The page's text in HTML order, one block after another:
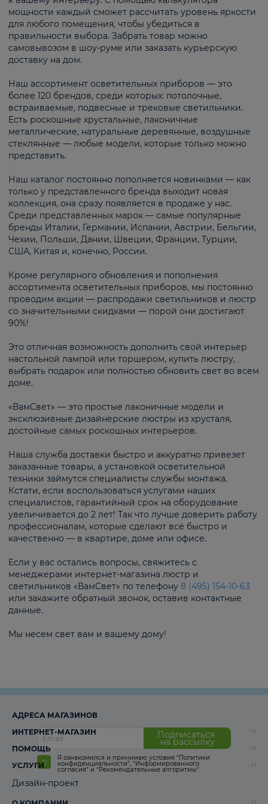
мощности каждый сможет рассчитать уровень яркости
для любого помещения, чтобы убедиться в
правильности выбора. Забрать товар можно
самовывозом в шоу-руме или заказать курьерскую
доставку на дом.
Наш ассортимент осветительных приборов — это
более 120 брендов, среди которых: потолочные,
встраиваемые, подвесные и трековые светильники.
Есть роскошные хрустальные, лаконичные
металлические, натуральные деревянные, воздушные
стеклянные — любые модели, которые только можно
представить.
Наш каталог постоянно пополняется новинками — как
только у представленного бренда выходит новая
коллекция, она сразу появляется в продаже у нас.
Среди представленных марок — самые популярные
бренды Италии, Германии, Испании, Австрии, Бельгии,
Чехии, Польши, Дании, Швеции, Франции, Турции,
США, Китая и, конечно, России.
Кроме регулярного обновления и пополнения
ассортимента осветительных приборов, мы постоянно
проводим акции — распродажи светильников и люстр
со значительными скидками — порой они достигают
90%!
Это отличная возможность дополнить свой интерьер
настольной лампой или торшером, купить люстру,
выбрать подарок или полностью обновить свет во всем
доме.
«ВамСвет» — это простые лаконичные модели и
эксклюзивные дизайнерские люстры из хрусталя,
достойные самых роскошных интерьеров.
Наша служба доставки быстро и аккуратно привезет
заказанные товары, а установкой осветительной
техники займутся специалисты службы монтажа.
Кстати, если воспользоваться услугами наших
специалистов, гарантийный срок на оборудование
увеличивается до 2 лет! Так что лучше доверить работу
профессионалам, которые сделают всё быстро и
качественно — в квартире, доме или офисе.
Если у вас остались вопросы, свяжитесь с
менеджерами интернет-магазина люстр и
светильников «ВамСвет» по телефону 8 (495) 154-10-63
или закажите обратный звонок, оставив контактные
данные.
Мы несем свет вам и вашему дому!
Подписаться
на рассылку
Я ознакомился и принимаю условия “Политики
конфиденциальности”, “Информированного
согласия“ и “Рекомендательные алгоритмы“
АДРЕСА МАГАЗИНОВ
ИНТЕРНЕТ-МАГАЗИН
ПОМОЩЬ
УСЛУГИ
Дизайн-проект